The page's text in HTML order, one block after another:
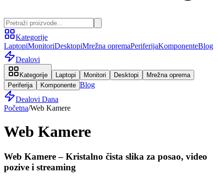
Kategorije
LaptopiMonitoriDesktopiMrežna opremaPeriferijaKomponenteBlog
Dealovi
Kategorije Laptopi Monitori Desktopi
Mrežna oprema
Periferija
Komponente Blog
Dealovi Dana
Početna/Web Kamere
Web Kamere
Web Kamere – Kristalno čista slika za posao, video
pozive i streaming